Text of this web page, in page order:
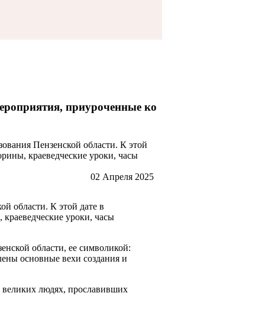
приуроченные ко
Пензенской области. К этой
краеведческие уроки, часы
02 Апреля 2025
области. К этой дате в
уроки, часы
области, ее символикой:
основные вехи создания и
великих людях, прославивших